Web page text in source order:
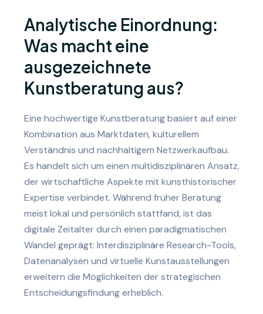
Analytische Einordnung:
Was macht eine
ausgezeichnete
Kunstberatung aus?
Eine hochwertige Kunstberatung basiert auf einer
Kombination aus Marktdaten, kulturellem
Verständnis und nachhaltigem Netzwerkaufbau.
Es handelt sich um einen multidisziplinären Ansatz,
der wirtschaftliche Aspekte mit kunsthistorischer
Expertise verbindet. Während früher Beratung
meist lokal und persönlich stattfand, ist das
digitale Zeitalter durch einen paradigmatischen
Wandel geprägt: Interdisziplinäre Research-Tools,
Datenanalysen und virtuelle Kunstausstellungen
erweitern die Möglichkeiten der strategischen
Entscheidungsfindung erheblich.